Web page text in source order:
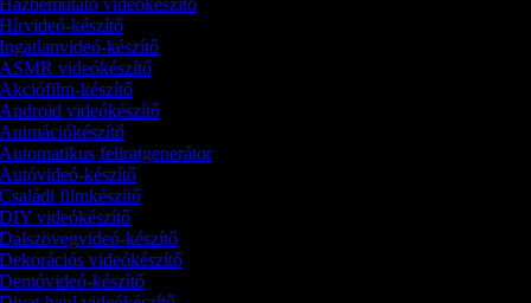
videókészítő
készítő
készítő
videókészítő
készítő
videókészítő
feliratgenerátor
készítő
filmkészítő
videókészítő
készítő
videókészítő